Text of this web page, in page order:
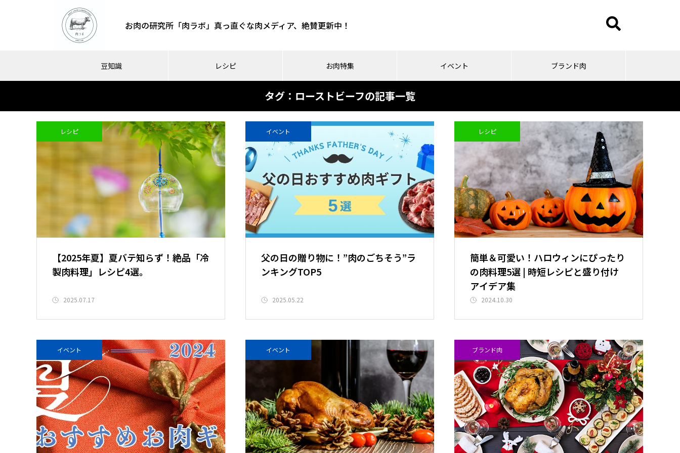
お肉の研究所「肉ラボ」真っ直ぐな肉メディア、絶賛更新中！
豆知識 レシピ お肉特集 イベント ブランド肉
タグ：ローストビーフの記事一覧
レシピ
【2025年夏】夏バテ知らず！絶品「冷
製肉料理」レシピ4選。
2025.07.17
イベント
父の日の贈り物に！”肉のごちそう”ラ
ンキングTOP5
2025.05.22
レシピ
簡単＆可愛い！ハロウィンにぴったり
の肉料理5選 | 時短レシピと盛り付け
アイデア集
2024.10.30
イベント イベント ブランド肉